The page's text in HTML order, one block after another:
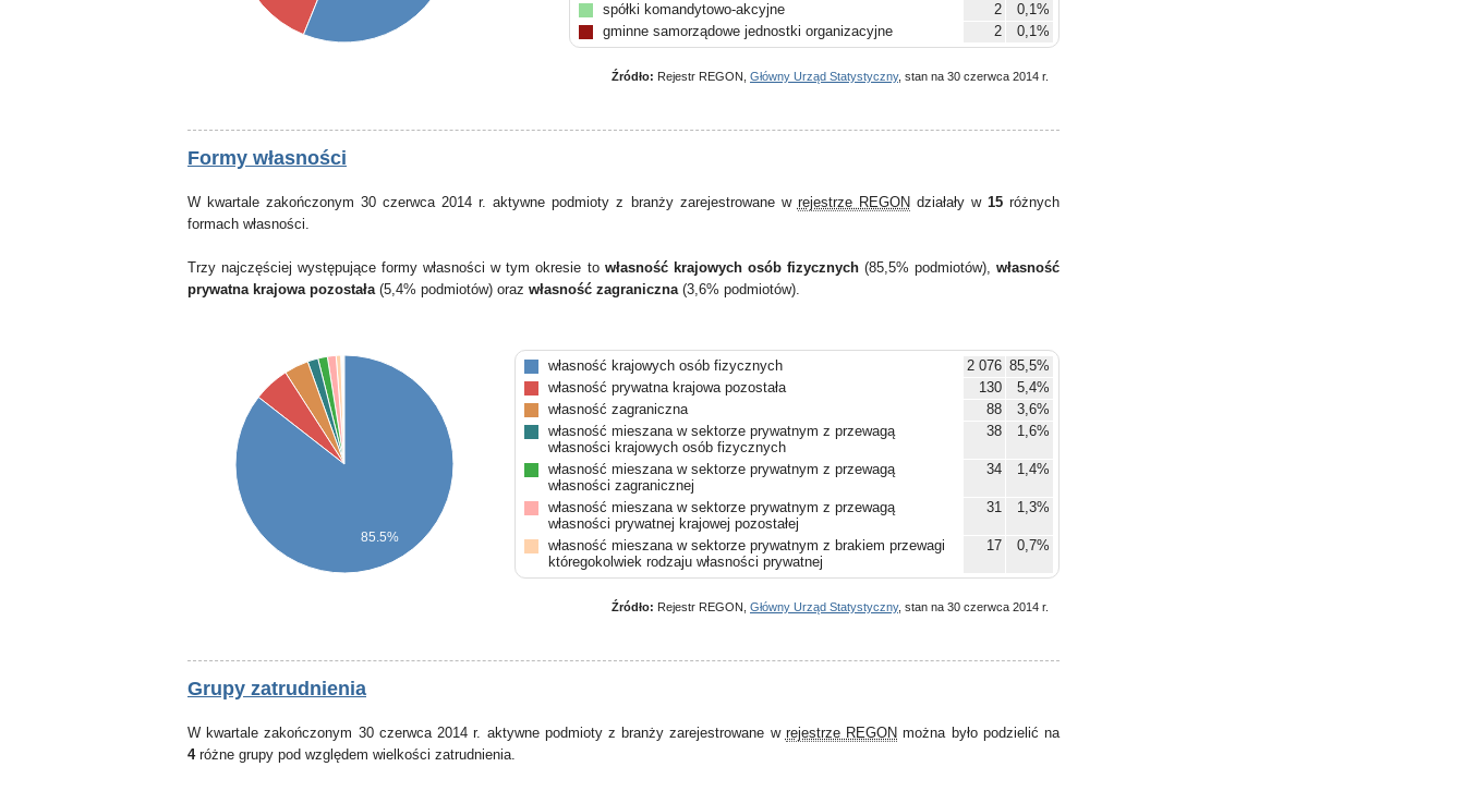
spółki komandytowo-akcyjne
2
0,1%
gminne samorządowe jednostki organizacyjne
2
0,1%
pozostałe
1 0,0%
Źródło: Rejestr REGON, Główny Urząd Statystyczny, stan na 30 czerwca 2014 r.
Formy własności
W kwartale zakończonym 30 czerwca 2014 r. aktywne podmioty z branży zarejestrowane w rejestrze REGON działały w 15różnych
formach własności.
Trzy najczęściej występujące formy własności w tym okresie to własność krajowych osób fizycznych(85,5% podmiotów),własność
prywatna krajowa pozostała(5,4% podmiotów) oraz własność zagraniczna(3,6% podmiotów).
85.5%
własność krajowych osób fizycznych 2 076 85,5%
własność prywatna krajowa pozostała
130
5,4%
własność zagraniczna
88
3,6%
własność mieszana w sektorze prywatnym z przewagą
własności krajowych osób fizycznych
38 1,6%
własność mieszana w sektorze prywatnym z przewagą
własności zagranicznej
34 1,4%
własność mieszana w sektorze prywatnym z przewagą
własności prywatnej krajowej pozostałej
31 1,3%
własność mieszana w sektorze prywatnym z brakiem przewagi
któregokolwiek rodzaju własności prywatnej
17 0,7%
własność mieszana między sektorami z przewagą własności
sektora prywatnego, w tym z przewagą własności prywatnej
krajowej pozostałej
3 0,1%
pozostałe 6 0,2%
Źródło: Rejestr REGON, Główny Urząd Statystyczny, stan na 30 czerwca 2014 r.
Grupy zatrudnienia
W kwartale zakończonym 30 czerwca 2014 r. aktywne podmioty z branży zarejestrowane w rejestrze REGON można było podzielić na
4różne grupy pod względem wielkości zatrudnienia.